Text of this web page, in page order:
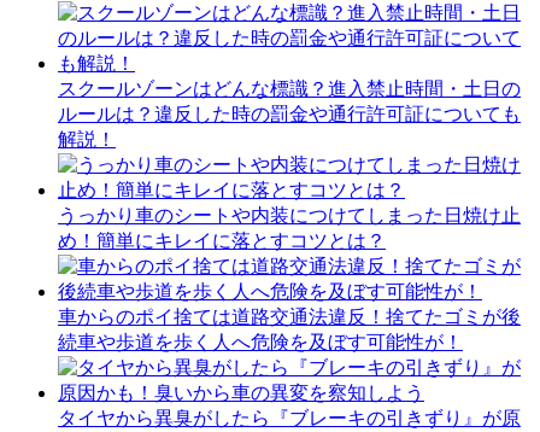
スクールゾーンはどんな標識？進入禁止時間・土日の
ルールは？違反した時の罰金や通行許可証についても
解説！
うっかり車のシートや内装につけてしまった日焼け止
め！簡単にキレイに落とすコツとは？
車からのポイ捨ては道路交通法違反！捨てたゴミが後
続車や歩道を歩く人へ危険を及ぼす可能性が！
タイヤから異臭がしたら『ブレーキの引きずり』が原